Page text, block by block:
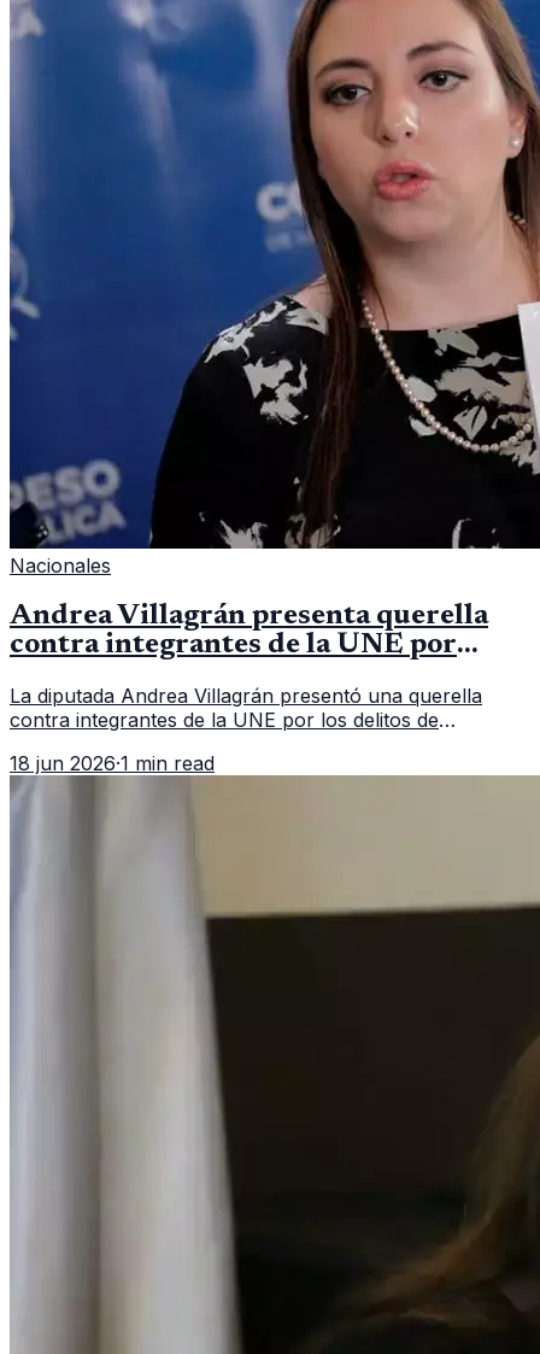
Nacionales
Andrea Villagrán presenta querella
contra integrantes de la UNE por
La diputada Andrea Villagrán presentó una querella
contra integrantes de la UNE por los delitos de
18 jun 2026·1 min read